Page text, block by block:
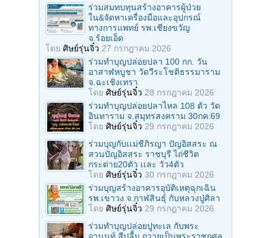
ร่วมสมทบทุนสร้างอาคารผู้ป่วย
ใน&จัดหาเครื่องมือและอุปกรณ์
ทางการแพทย์ รพ.เชียงขวัญ
จ.ร้อยเอ็ด
โดย ศิษย์รุ่นจิ๋ว 27 กรกฎาคม 2026
ร่วมทําบุญปล่อยปลา 100 กก. วัน
อาสาฬหบูชา วัดวีระโชติธรรมาราม
จ.ฉะเชิงเทรา
โดย ศิษย์รุ่นจิ๋ว 28 กรกฎาคม 2026
ร่วมทําบุญปล่อยปลาไหล 108 ตัว วัด
อินทาราม จ.สมุทรสงคราม 30กค.69
โดย ศิษย์รุ่นจิ๋ว 29 กรกฎาคม 2026
ร่วมบุญกับเเม่ชีภิรญา ปัญอิสสระ ณ
สวนปัญอิสสระ ราชบุรี ไถ่ชีวิต
กระต่าย20ตัว เเละ วัว4ตัว
โดย ศิษย์รุ่นจิ๋ว 30 กรกฎาคม 2026
ร่วมบุญสร้างอาคารอุบัติเหตุฉุกเฉิน
รพ.เขาวง จ.กาฬสินธุ์ กับหลวงปู่ศิลา
โดย ศิษย์รุ่นจิ๋ว 29 กรกฎาคม 2026
ร่วมทําบุญปล่อยปูทะเล กับพระ